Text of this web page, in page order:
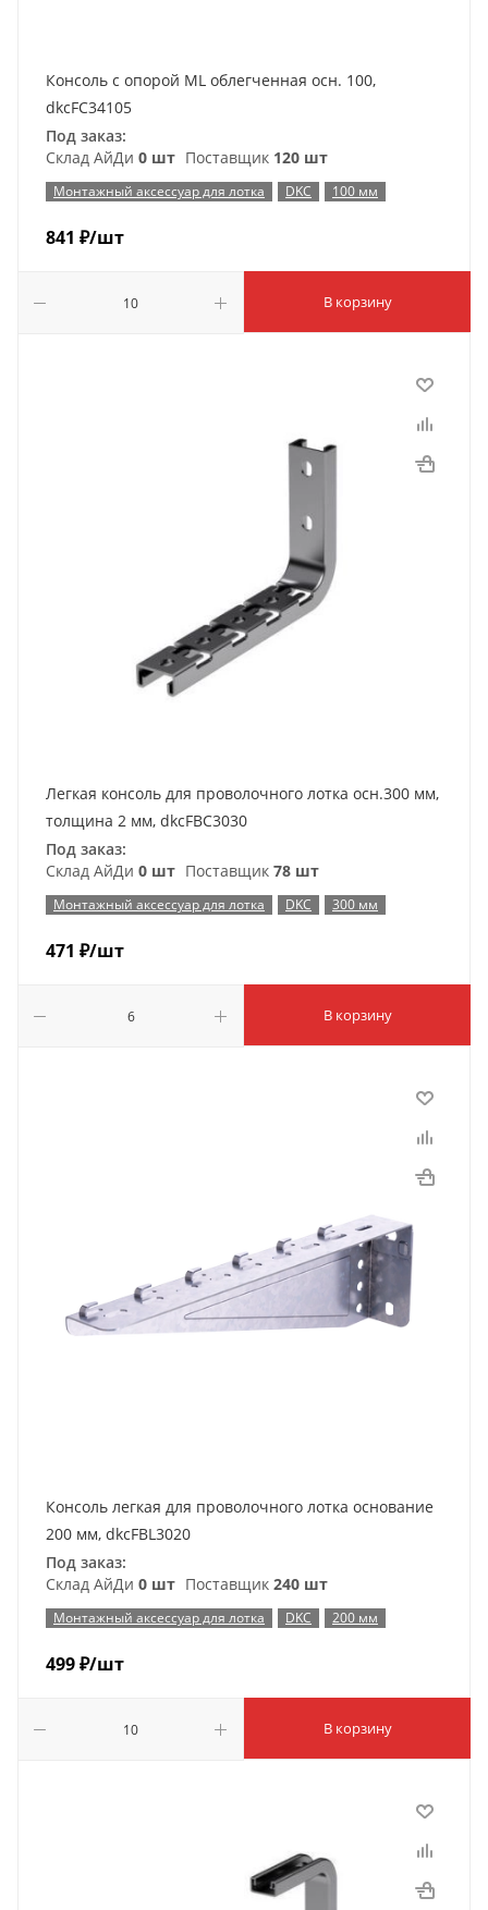
Консоль с опорой ML облегченная осн. 100,
dkcFC34105
Под заказ:
Склад АйДи 0 шт Поставщик 120 шт
Монтажный аксессуар для лотка DKC 100 мм
841 ₽/шт
В корзину
Легкая консоль для проволочного лотка осн.300 мм,
толщина 2 мм, dkcFBC3030
Под заказ:
Склад АйДи 0 шт Поставщик 78 шт
Монтажный аксессуар для лотка DKC 300 мм
471 ₽/шт
В корзину
Консоль легкая для проволочного лотка основание
200 мм, dkcFBL3020
Под заказ:
Склад АйДи 0 шт Поставщик 240 шт
Монтажный аксессуар для лотка DKC 200 мм
499₽/шт
В корзину